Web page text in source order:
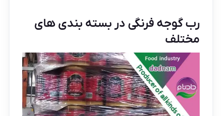
رب گوجه فرنگی در بسته بندی های
مختلف